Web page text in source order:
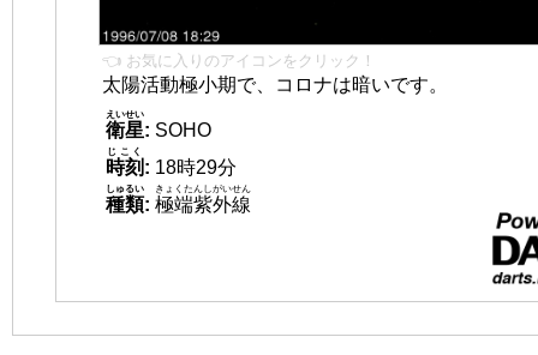
👈 お気に入りのアイコンをクリック！
太陽活動極小期で、コロナは暗いです。
衛星
えいせい
: SOHO
時刻
じこく
: 18時29分
種類
しゅるい
: 極端紫外線
きょくたんしがいせん